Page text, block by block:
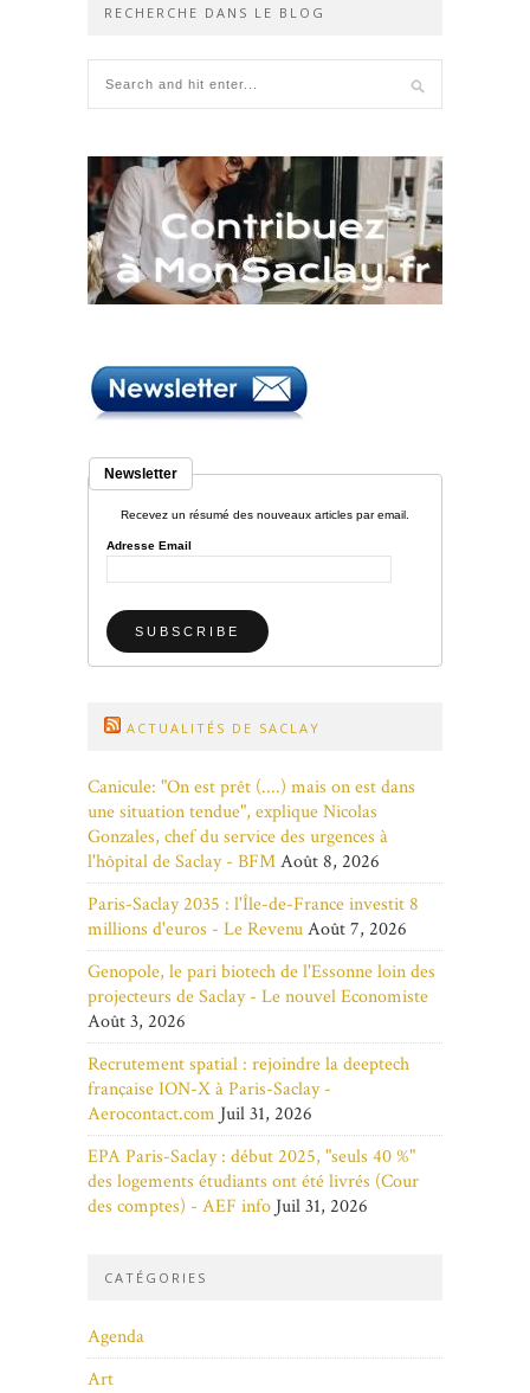
RECHERCHE DANS LE BLOG
Newsletter
Recevez un résumé des nouveaux articles par email.
Adresse Email
ACTUALITÉS DE SACLAY
Canicule: "On est prêt (....) mais on est dans
une situation tendue", explique Nicolas
Gonzales, chef du service des urgences à
l'hôpital de Saclay - BFMAoût 8, 2026
Paris-Saclay 2035 : l'Île-de-France investit 8
millions d'euros - Le RevenuAoût 7, 2026
Genopole, le pari biotech de l'Essonne loin des
projecteurs de Saclay - Le nouvel Economiste
Août 3, 2026
Recrutement spatial : rejoindre la deeptech
française ION-X à Paris-Saclay -
Aerocontact.com Juil 31, 2026
EPA Paris-Saclay : début 2025, "seuls 40 %"
des logements étudiants ont été livrés (Cour
des comptes) - AEF info Juil 31, 2026
CATÉGORIES
Agenda
Art